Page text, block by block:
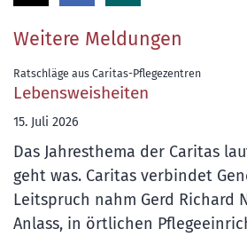
Weitere Meldungen
Ratschläge aus Caritas-Pflegezentren:
Lebensweisheiten
15. Juli 2026
Das Jahresthema der Caritas
geht was. Caritas verbindet
Leitspruch nahm Gerd Richard
Anlass, in örtlichen